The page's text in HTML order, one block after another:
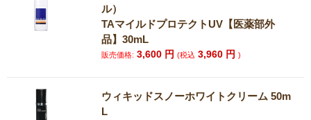
ル）
TAマイルドプロテクトUV【医薬部外
品】30mL
販売価格: 3,600 円(税込 3,960 円)
ウィキッドスノーホワイトクリーム 50m
L